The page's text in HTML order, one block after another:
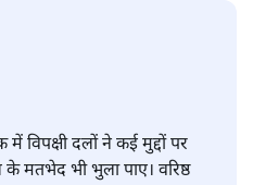
विपक्षी दलों ने कई मुद्दों पर
मतभेद भी भुला पाए। वरिष्ठ